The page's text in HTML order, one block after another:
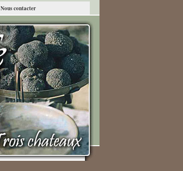
Nous contacter